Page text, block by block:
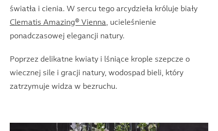
światła i cienia. W sercu tego arcydzieła króluje biały
Clematis Amazing® Vienna, ucieleśnienie
ponadczasowej elegancji natury.
Poprzez delikatne kwiaty i lśniące krople szepcze o
wiecznej sile i gracji natury, wodospad bieli, który
zatrzymuje widza w bezruchu.